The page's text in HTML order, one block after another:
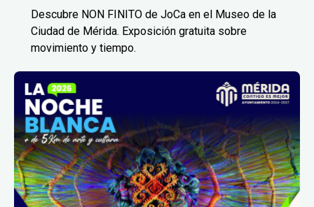
Descubre NON FINITO de JoCa en el Museo de la
Ciudad de Mérida. Exposición gratuita sobre
movimiento y tiempo.